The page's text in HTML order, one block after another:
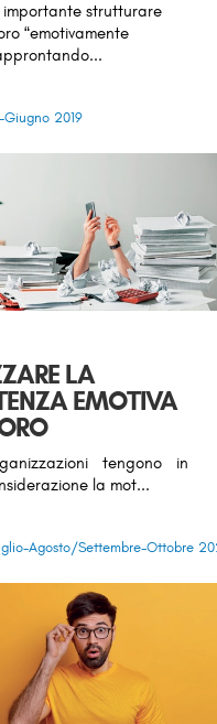
importante strutturare
“emotivamente
2019
LA
EMOTIVA
tengono in
la mot...
Agosto/Settembre-Ottobre